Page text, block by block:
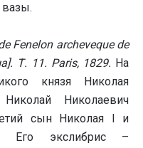
вазы.
Fenelon archeveque de
Т. 11. Paris, 1829. На
князя Николая
Николай Николаевич
сын Николая I и
Его экслибрис –